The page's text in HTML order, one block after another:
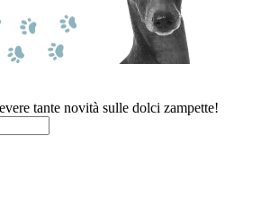
tante novità sulle dolci zampette!